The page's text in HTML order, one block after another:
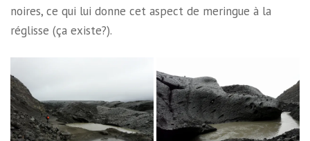
noires, ce qui lui donne cet aspect de meringue à la
réglisse (ça existe?).